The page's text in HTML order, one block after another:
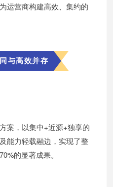
运营商构建高效、集约的
与高效并存
案，以集中+近源+独享的
能力轻载融边，实现了整
的显著成果。